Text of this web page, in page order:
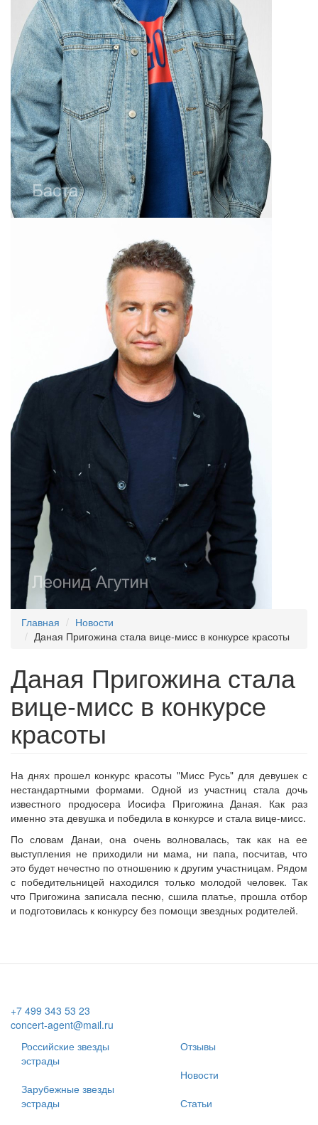
Главная
Новости
Даная Пригожина стала вице-мисс в конкурсе красоты
Даная Пригожина стала
вице-мисс в конкурсе
красоты
На днях прошел конкурс красоты "Мисс Русь" для девушек с
нестандартными формами. Одной из участниц стала дочь
известного продюсера Иосифа Пригожина Даная. Как раз
именно эта девушка и победила в конкурсе и стала вице-мисс.
По словам Данаи, она очень волновалась, так как на ее
выступления не приходили ни мама, ни папа, посчитав, что
это будет нечестно по отношению к другим участницам. Рядом
с победительницей находился только молодой человек. Так
что Пригожина записала песню, сшила платье, прошла отбор
и подготовилась к конкурсу без помощи звездных родителей.
+7 499 343 53 23
concert-agent@mail.ru
Российские звезды
эстрады
Зарубежные звезды
эстрады
Отзывы
Новости
Статьи